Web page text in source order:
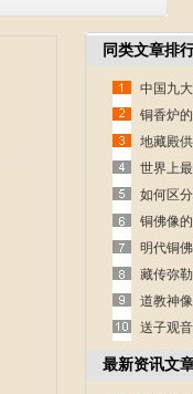
同类文章排
中国九
铜香炉
地藏殿
世界上
如何区
铜佛像
明代铜
藏传弥
道教神
送子观
最新资讯文